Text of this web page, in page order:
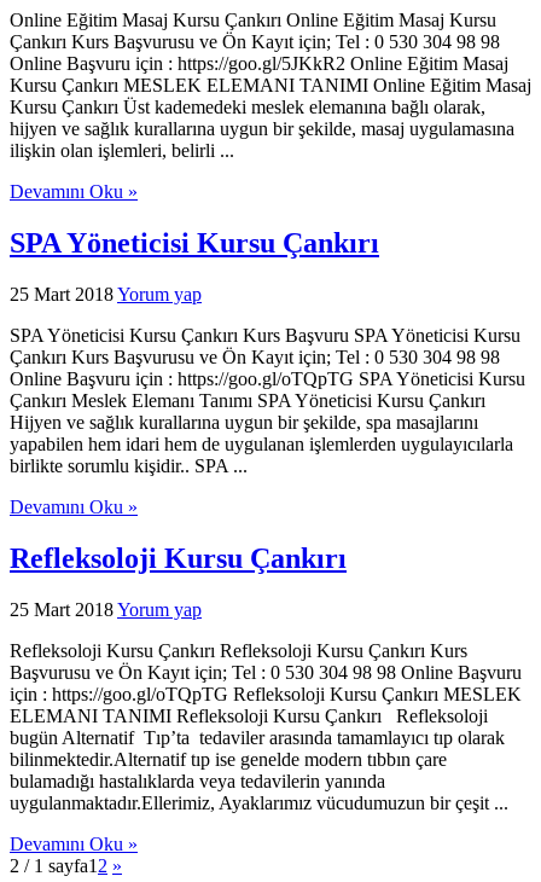
Online Eğitim Masaj Kursu Çankırı Online Eğitim Masaj Kursu
Çankırı Kurs Başvurusu ve Ön Kayıt için; Tel : 0 530 304 98 98
Online Başvuru için : https://goo.gl/5JKkR2 Online Eğitim Masaj
Kursu Çankırı MESLEK ELEMANI TANIMI Online Eğitim Masaj
Kursu Çankırı Üst kademedeki meslek elemanına bağlı olarak,
hijyen ve sağlık kurallarına uygun bir şekilde, masaj uygulamasına
ilişkin olan işlemleri, belirli ...
Devamını Oku »
SPA Yöneticisi Kursu Çankırı
25 Mart 2018Yorum yap
SPA Yöneticisi Kursu Çankırı Kurs Başvuru SPA Yöneticisi Kursu
Çankırı Kurs Başvurusu ve Ön Kayıt için; Tel : 0 530 304 98 98
Online Başvuru için : https://goo.gl/oTQpTG SPA Yöneticisi Kursu
Çankırı Meslek Elemanı Tanımı SPA Yöneticisi Kursu Çankırı
Hijyen ve sağlık kurallarına uygun bir şekilde, spa masajlarını
yapabilen hem idari hem de uygulanan işlemlerden uygulayıcılarla
birlikte sorumlu kişidir.. SPA ...
Devamını Oku »
Refleksoloji Kursu Çankırı
25 Mart 2018Yorum yap
Refleksoloji Kursu Çankırı Refleksoloji Kursu Çankırı Kurs
Başvurusu ve Ön Kayıt için; Tel : 0 530 304 98 98 Online Başvuru
için : https://goo.gl/oTQpTG Refleksoloji Kursu Çankırı MESLEK
ELEMANI TANIMI Refleksoloji Kursu Çankırı Refleksoloji
bugün Alternatif Tıp’ta tedaviler arasında tamamlayıcı tıp olarak
bilinmektedir.Alternatif tıp ise genelde modern tıbbın çare
bulamadığı hastalıklarda veya tedavilerin yanında
uygulanmaktadır.Ellerimiz, Ayaklarımız vücudumuzun bir çeşit ...
Devamını Oku »
2 / 1 sayfa1 2 »